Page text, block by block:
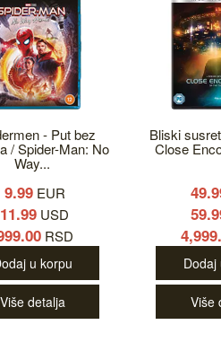
- Put bez
/ Spider-Man: No
Way...
9.99EUR
11.99 USD
RSD
u korpu
Više detalja
Bliski
Close
Dodaj
Više